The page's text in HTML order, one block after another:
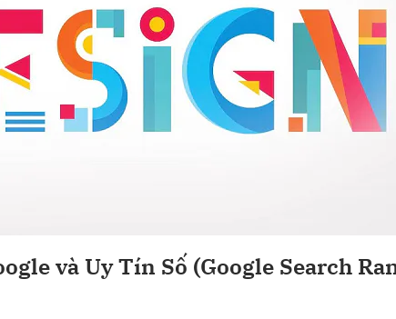
và Uy Tín Số (Google Search